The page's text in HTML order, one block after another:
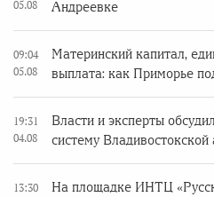
05.08 Андреевке
09:04
05.08
Материнский капитал,
выплата: как Приморье
19:31
04.08
Власти и эксперты
систему Владивостокской
13:30
На площадке ИНТЦ